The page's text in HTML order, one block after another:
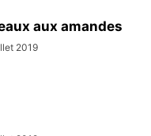
aux amandes
2019